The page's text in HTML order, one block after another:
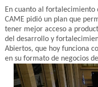
En cuanto al
CAME pidió un plan que
tener mejor acceso a
del desarrollo y
Abiertos, que hoy funciona
en su formato de negocios